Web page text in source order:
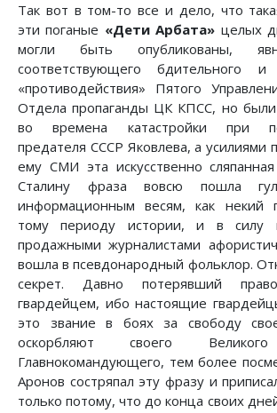
Так вот в том-то все и дело, что
эти поганые «Дети Арбата» целых
могли быть опубликованы,
соответствующего бдительного и
«противодействия» Пятого
Отдела пропаганды ЦК КПСС, но
во времена катастройки при
предателя СССР Яковлева, а усилиями
ему СМИ эта искусственно
Сталину фраза вовсю пошла
информационным весям, как некий
тому периоду истории, и в силу
продажными журналистами
вошла в псевдонародный фольклор.
секрет. Давно потерявший
гвардейцем, ибо настоящие
это звание в боях за свободу
оскорбляют своего
Главнокомандующего, тем более
Аронов состряпал эту фразу и
только потому, что до конца своих